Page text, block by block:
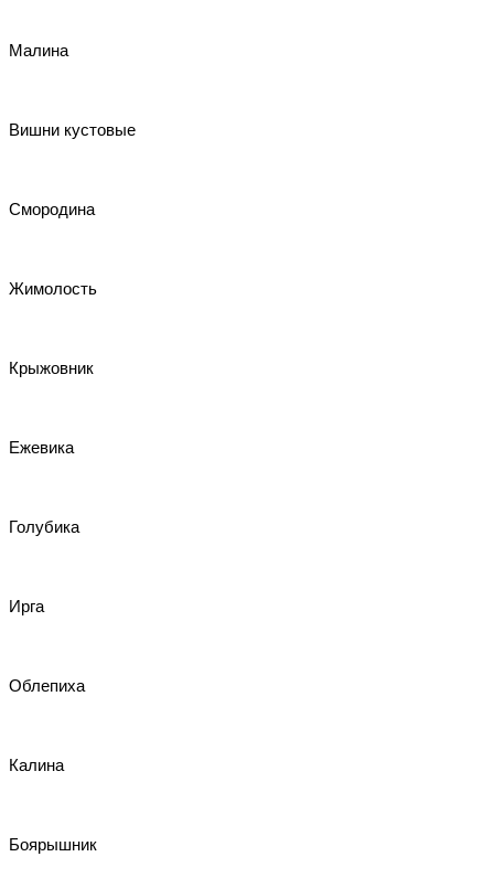
Малина
Вишни кустовые
Смородина
Жимолость
Крыжовник
Ежевика
Голубика
Ирга
Облепиха
Калина
Боярышник